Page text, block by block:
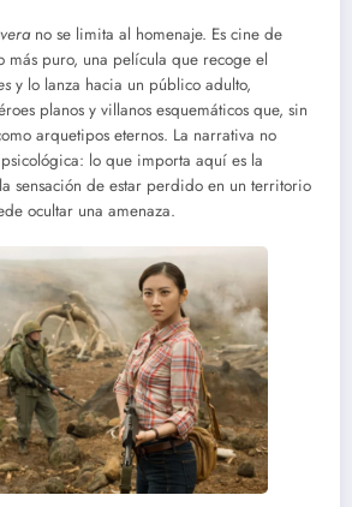
no se limita al homenaje. Es cine de
más puro, una película que recoge el
y lo lanza hacia un público adulto,
planos y villanos esquemáticos que, sin
arquetipos eternos. La narrativa no
lo que importa aquí es la
sensación de estar perdido en un territorio
ocultar una amenaza.